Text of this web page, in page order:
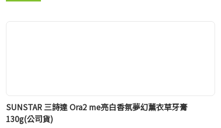
SUNSTAR 三詩達 Ora2 me亮白香氛夢幻薰衣草牙膏
130g(公司貨)